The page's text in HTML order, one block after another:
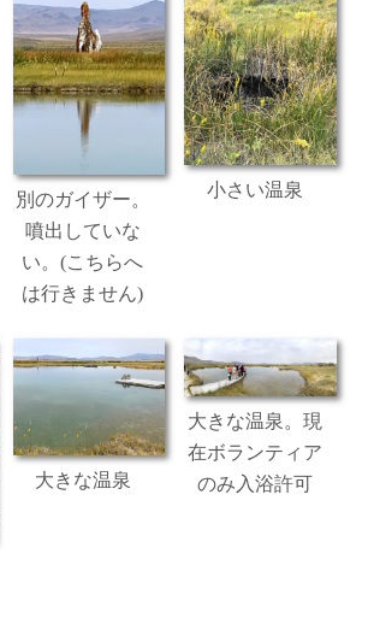
別のガイザー。
噴出していな
い。(こちらへ
は行きません)
小さい温泉
大きな温泉
大きな温泉。現
在ボランティア
のみ入浴許可